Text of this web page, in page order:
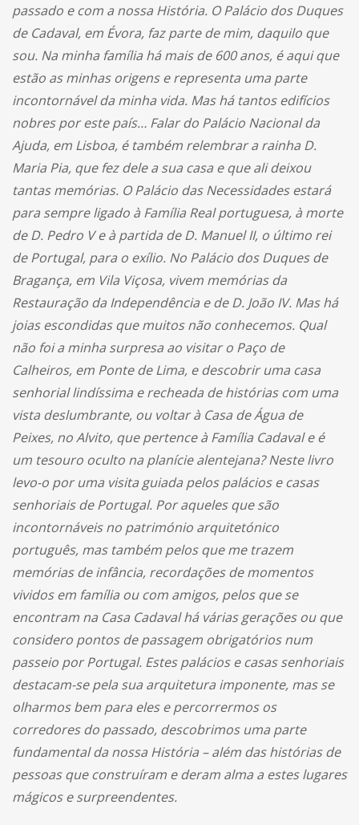
passado e com a nossa História. O Palácio dos Duques
de Cadaval, em Évora, faz parte de mim, daquilo que
sou. Na minha família há mais de 600 anos, é aqui que
estão as minhas origens e representa uma parte
incontornável da minha vida. Mas há tantos edifícios
nobres por este país… Falar do Palácio Nacional da
Ajuda, em Lisboa, é também relembrar a rainha D.
Maria Pia, que fez dele a sua casa e que ali deixou
tantas memórias. O Palácio das Necessidades estará
para sempre ligado à Família Real portuguesa, à morte
de D. Pedro V e à partida de D. Manuel II, o último rei
de Portugal, para o exílio. No Palácio dos Duques de
Bragança, em Vila Viçosa, vivem memórias da
Restauração da Independência e de D. João IV. Mas há
joias escondidas que muitos não conhecemos. Qual
não foi a minha surpresa ao visitar o Paço de
Calheiros, em Ponte de Lima, e descobrir uma casa
senhorial lindíssima e recheada de histórias com uma
vista deslumbrante, ou voltar à Casa de Água de
Peixes, no Alvito, que pertence à Família Cadaval e é
um tesouro oculto na planície alentejana? Neste livro
levo-o por uma visita guiada pelos palácios e casas
senhoriais de Portugal. Por aqueles que são
incontornáveis no património arquitetónico
português, mas também pelos que me trazem
memórias de infância, recordações de momentos
vividos em família ou com amigos, pelos que se
encontram na Casa Cadaval há várias gerações ou que
considero pontos de passagem obrigatórios num
passeio por Portugal. Estes palácios e casas senhoriais
destacam-se pela sua arquitetura imponente, mas se
olharmos bem para eles e percorrermos os
corredores do passado, descobrimos uma parte
fundamental da nossa História – além das histórias de
pessoas que construíram e deram alma a estes lugares
mágicos e surpreendentes.